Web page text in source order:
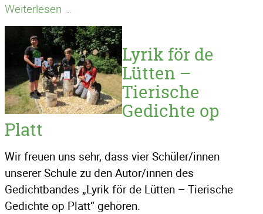
Weiterlesen …
dat
is
ja
de
Wulf!
Lyrik för de
Lütten –
Tierische
Gedichte op
Platt
Wir freuen uns sehr, dass vier Schüler/innen
unserer Schule zu den Autor/innen des
Gedichtbandes „Lyrik för de Lütten – Tierische
Gedichte op Platt“ gehören.